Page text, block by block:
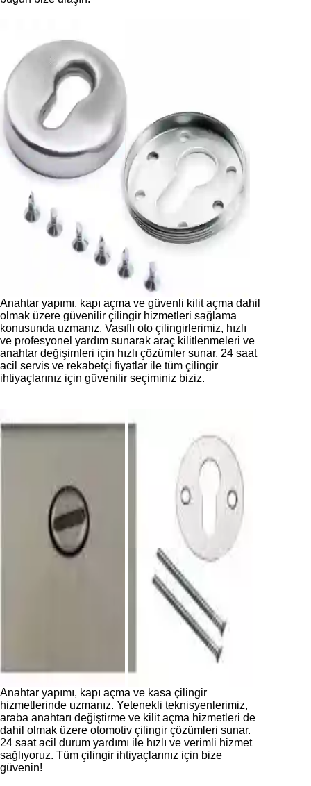
Anahtar yapımı, kapı açma ve güvenli kilit açma dahil
olmak üzere güvenilir çilingir hizmetleri sağlama
konusunda uzmanız. Vasıflı oto çilingirlerimiz, hızlı
ve profesyonel yardım sunarak araç kilitlenmeleri ve
anahtar değişimleri için hızlı çözümler sunar. 24 saat
acil servis ve rekabetçi fiyatlar ile tüm çilingir
ihtiyaçlarınız için güvenilir seçiminiz biziz.
Anahtar yapımı, kapı açma ve kasa çilingir
hizmetlerinde uzmanız. Yetenekli teknisyenlerimiz,
araba anahtarı değiştirme ve kilit açma hizmetleri de
dahil olmak üzere otomotiv çilingir çözümleri sunar.
24 saat acil durum yardımı ile hızlı ve verimli hizmet
sağlıyoruz. Tüm çilingir ihtiyaçlarınız için bize
güvenin!